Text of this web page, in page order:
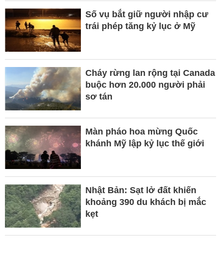
Số vụ bắt giữ người nhập cư
trái phép tăng kỷ lục ở Mỹ
Cháy rừng lan rộng tại Canada
buộc hơn 20.000 người phải
sơ tán
Màn pháo hoa mừng Quốc
khánh Mỹ lập kỷ lục thế giới
Nhật Bản: Sạt lở đất khiến
khoảng 390 du khách bị mắc
kẹt